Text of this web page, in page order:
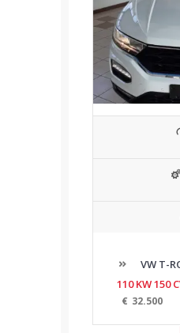
VW T-
110 KW 150
€ 32.500